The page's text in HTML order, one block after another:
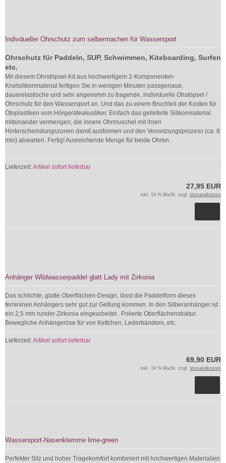
Indivdueller Ohrschutz zum selbermachen für Wassersport
Ohrschutz für Paddeln, SUP, Schwimmen, Kiteboarding, Surfen
etc.
Mit diesem Ohrstöpsel-Kit aus hochwertigem 2-Komponenten-
Knetsilikonmaterial fertigen Sie in wenigen Minuten passgenaue,
dauerelastische und sehr angenehm zu tragende, individuelle Ohstöpsel /
Ohrschutz für den Wassersport an. Und das zu einem Bruchteil der Kosten für
Otoplastiken vom Hörgeräteakustiker. Einfach das gelieferte Silikonmaterial
miteinander vermengen, die innere Ohrmuschel mit ihren
Hinterscheindungszonen damit ausformen und den Vernetzungsprozess (ca. 8
min) abwarten. Fertig! Ausreichende Menge für beide Ohren.
Lieferzeit:Artikel sofort lieferbar
27,95 EUR
inkl. 19 % MwSt. zzgl. Versandkosten
Anhänger Wildwasserpaddel glatt Lady mit Zirkonia
Das schlichte, glatte Oberflächen-Design, lässt die Paddelform dieses
femininen Anhängers sehr gut zur Geltung kommen. In den Silberanhänger ist
ein 2,5 mm runder Zirkonia eingearbeitet . Polierte Oberflächenstuktur.
Bewegliche Anhängeröse für von Kettchen, Lederbändern, etc.
Lieferzeit:Artikel sofort lieferbar
69,90 EUR
inkl. 19 % MwSt. zzgl. Versandkosten
Wassersport-Nasenklemme lime-green
Perfekter Sitz und hoher Tragekomfort kombiniert mit hochwertigen Materialien